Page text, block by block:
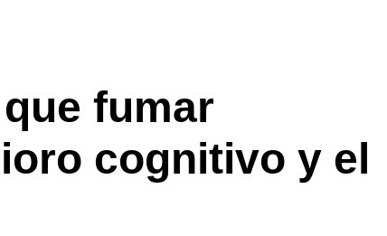
fumar
cognitivo y el